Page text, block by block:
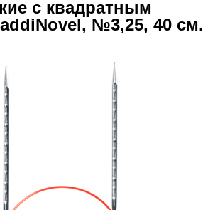
c квадратным
№3,25, 40 см.